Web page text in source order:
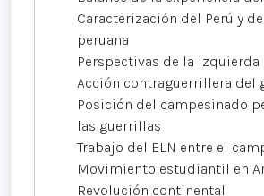
Caracterización del Perú y
peruana
Perspectivas de la izquierda
Acción contraguerrillera del
Posición del campesinado
las guerrillas
Trabajo del ELN entre el
Movimiento estudiantil en
Revolución continental